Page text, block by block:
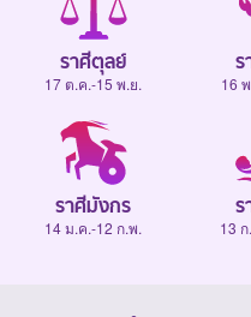
ราศีตุลย์
17 ต.ค.-15 พ.ย.
ร
16
ราศีมังกร
14 ม.ค.-12 ก.พ.
ร
13